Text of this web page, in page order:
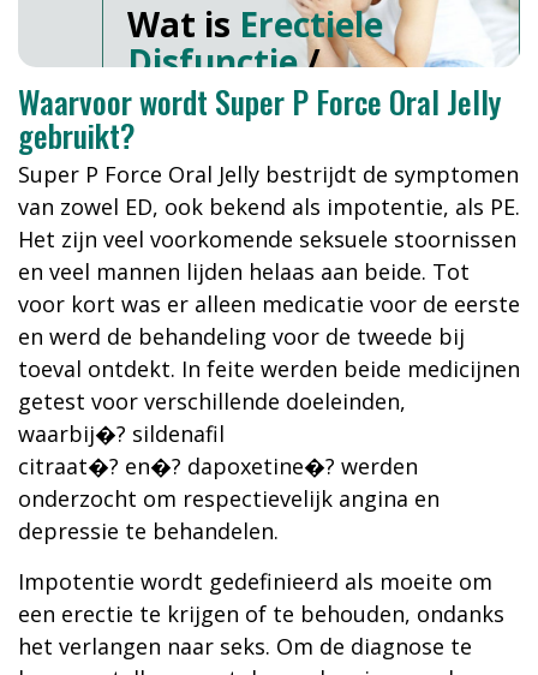
Wat is Erectiele
Disfunctie/
Voortijdige
Ejaculatie
Waarvoor wordt Super P Force Oral Jelly
gebruikt?
Super P Force Oral Jelly bestrijdt de symptomen
van zowel ED, ook bekend als impotentie, als PE.
Het zijn veel voorkomende seksuele stoornissen
en veel mannen lijden helaas aan beide. Tot
voor kort was er alleen medicatie voor de eerste
en werd de behandeling voor de tweede bij
toeval ontdekt. In feite werden beide medicijnen
getest voor verschillende doeleinden,
waarbij�? sildenafil
citraat�? en�? dapoxetine�? werden
onderzocht om respectievelijk angina en
depressie te behandelen.
Impotentie wordt gedefinieerd als moeite om
een erectie te krijgen of te behouden, ondanks
het verlangen naar seks. Om de diagnose te